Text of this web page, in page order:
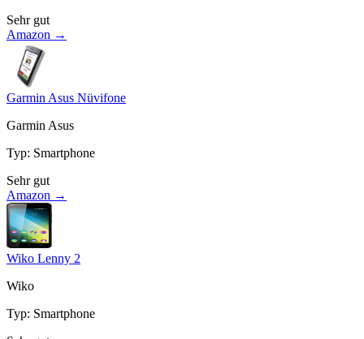
Sehr gut
Amazon →
Garmin Asus Nüvifone
Garmin Asus
Typ: Smartphone
Sehr gut
Amazon →
Wiko Lenny 2
Wiko
Typ: Smartphone